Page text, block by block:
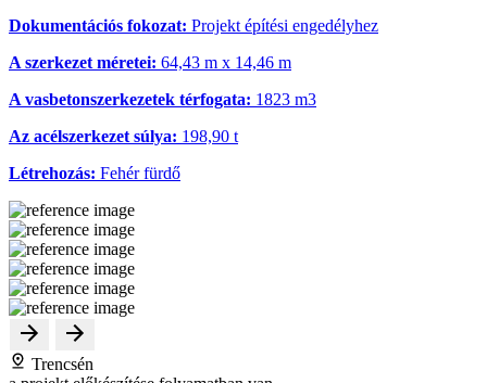
Dokumentációs fokozat: Projekt építési engedélyhez
A szerkezet méretei: 64,43 m x 14,46 m
A vasbetonszerkezetek térfogata: 1823 m3
Az acélszerkezet súlya: 198,90 t
Létrehozás: Fehér fürdő
Trencsén